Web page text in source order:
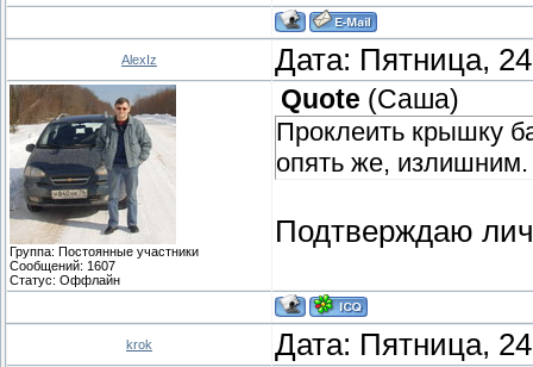
AlexIz Дата: Пятница,
Группа: Постоянные участники
Сообщений: 1607
Статус: Оффлайн
Quote (Саша)
Проклеить крышку
опять же, излишним.
Подтверждаю
krok Дата: Пятница,